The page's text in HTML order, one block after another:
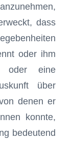
dass
oder ihm
oder eine
über
denen er
konnte,
bedeutend